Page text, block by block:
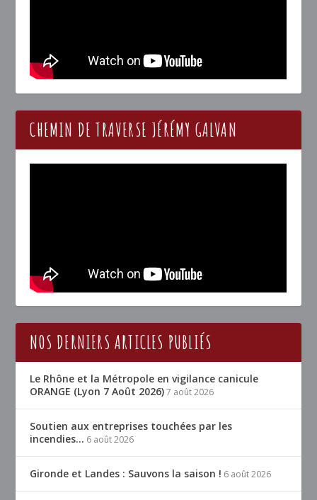
CHEMIN DE TRAVERSE JÉRÉMY GALVAN
NOS DERNIERS ARTICLES PUBLIÉS
Le Rhône et la Métropole en vigilance canicule
ORANGE (Lyon 7 Août 2026) 7 août 2026
Soutien aux entreprises touchées par les
incendies… 6 août 2026
Gironde et Landes : Sauvons la saison ! 6 août 2026